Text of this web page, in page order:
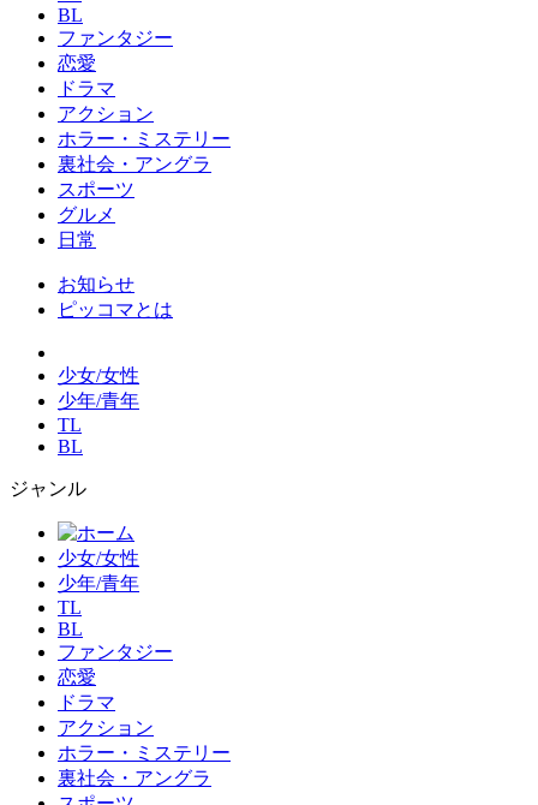
BL
ファンタジー
恋愛
ドラマ
アクション
ホラー・ミステリー
裏社会・アングラ
スポーツ
グルメ
日常
お知らせ
ピッコマとは
少女/女性
少年/青年
TL
BL
ジャンル
少女/女性
少年/青年
TL
BL
ファンタジー
恋愛
ドラマ
アクション
ホラー・ミステリー
裏社会・アングラ